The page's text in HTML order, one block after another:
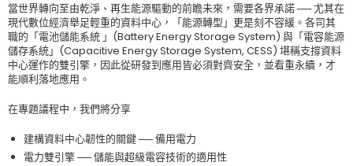
當世界轉向至由乾淨、再生能源驅動的前瞻未來，需要各界承諾 ── 尤其在
現代數位經濟舉足輕重的資料中心，「能源轉型」更是刻不容緩。各司其
職的「電池儲能系統 」(Battery Energy Storage System) 與「電容能源
儲存系統」(Capacitive Energy Storage System, CESS) 堪稱支撐資料
中心運作的雙引擎，因此從研發到應用皆必須對齊安全，並看重永續，才
能順利落地應用。
在專題議程中，我們將分享
建構資料中心韌性的關鍵 ── 備用電力
電力雙引擎 ── 儲能與超級電容技術的適用性